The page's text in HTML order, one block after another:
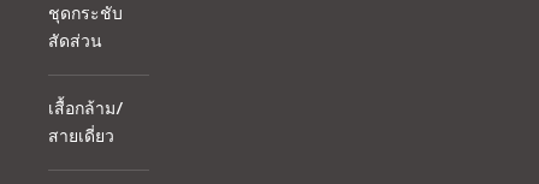
ชุดกระชับ
สัดส่วน
เสื้อกล้าม/
สายเดี่ยว